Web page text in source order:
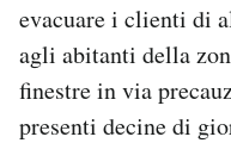
evacuare i clienti di
agli abitanti della
finestre in via
presenti decine di